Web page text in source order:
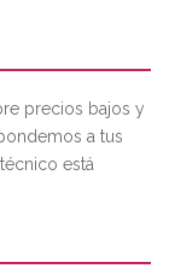
precios bajos y
a tus
está